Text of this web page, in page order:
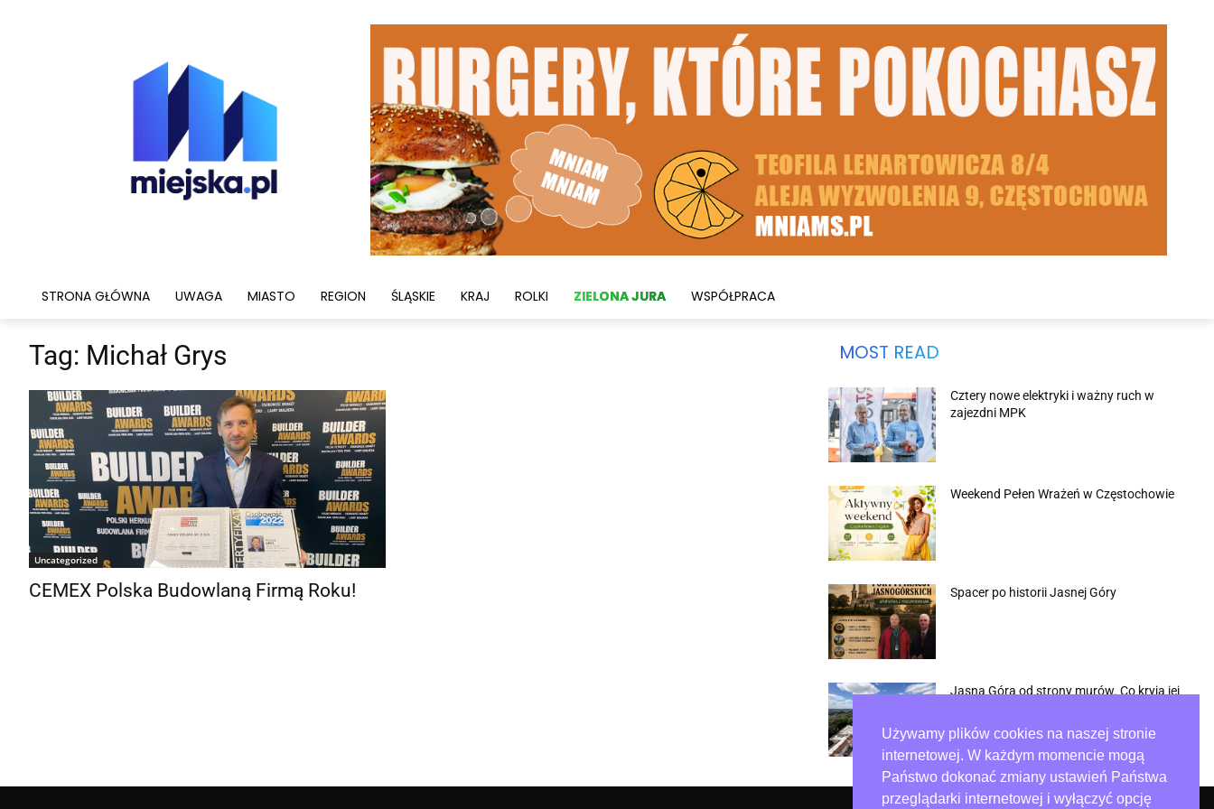
Używamy plików cookies na naszej stronie
internetowej. W każdym momencie mogą
Państwo dokonać zmiany ustawień Państwa
przeglądarki internetowej i wyłączyć opcję
STRONA GŁÓWNA UWAGA MIASTO REGION ŚLĄSKIE KRAJ ROLKI ZIELONA JURA WSPÓŁPRACA
Tag: Michał Grys
Uncategorized
CEMEX Polska Budowlaną Firmą Roku!
MOST READ
Cztery nowe elektryki i ważny ruch w
zajezdni MPK
Weekend Pełen Wrażeń w Częstochowie
Spacer po historii Jasnej Góry
Jasna Góra od strony murów. Co kryją jej